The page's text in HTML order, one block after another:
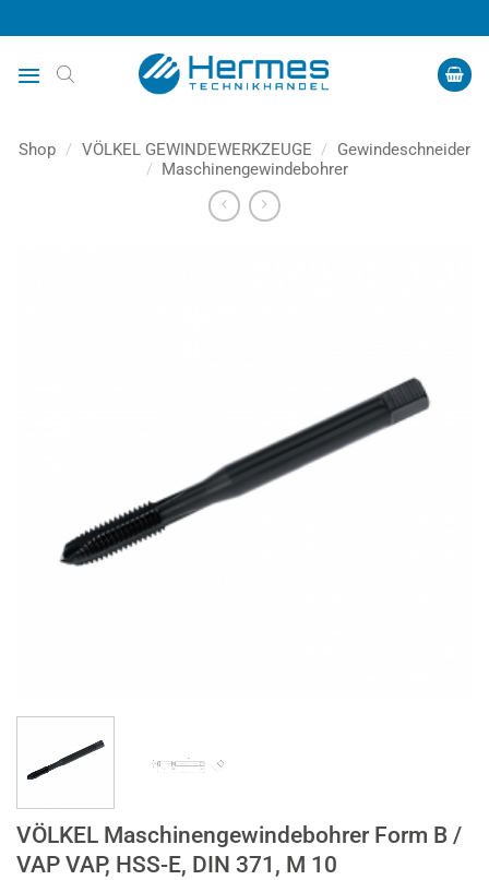
Inhalt
springen
Shop / VÖLKEL GEWINDEWERKZEUGE /
Gewindeschneider
/ Maschinengewindebohrer
VÖLKEL Maschinengewindebohrer Form B /
VAP VAP, HSS-E, DIN 371, M 10